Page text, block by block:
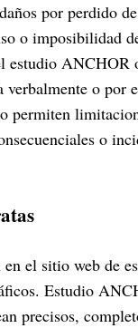
por perdido
o imposibilidad
ANCHOR
o por
permiten
o
en el sitio web de
Estudio
precisos,